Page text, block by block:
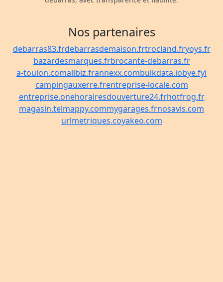
Nos partenaires
debarras83.frdebarrasdemaison.frtrocland.fryoys.fr
bazardesmarques.frbrocante-debarras.fr
a-toulon.comallbiz.frannexx.combulkdata.iobye.fyi
campingauxerre.frentreprise-locale.com
entreprise.onehorairesdouverture24.frhotfrog.fr
magasin.telmappy.commygarages.frnosavis.com
urlmetriques.coyakeo.com